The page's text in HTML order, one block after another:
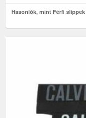
Hasonlók, mint Férfi slippek